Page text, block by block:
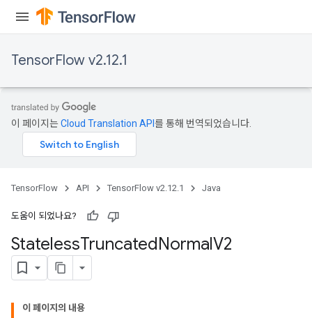
TensorFlow v2.12.1
이 페이지는Cloud Translation API 를 통해 번역되었습니다.
TensorFlow API TensorFlow v2.12.1 Java
도움이 되었나요?
StatelessTruncatedNormalV2
이 페이지의 내용